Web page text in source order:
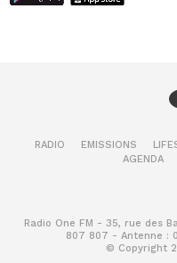
RADIO EMISSIONS
AGENDA
Radio One FM - 35, rue des
807 807 - Antenne :
© Copyright